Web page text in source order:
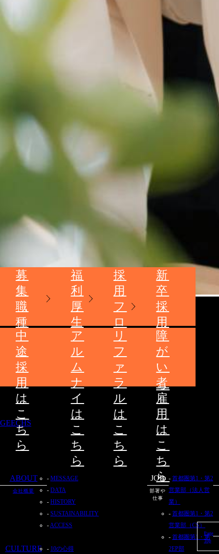
募
集
職
種
福
利
厚
生
採
用
フ
ロ
ー
新
卒
採
用
は
こ
ち
ら
中
途
採
用
は
こ
ち
ら
ア
ル
ム
ナ
イ
は
こ
ち
ら
リ
フ
ァ
ラ
ル
は
こ
ち
ら
障
が
い
者
雇
用
は
こ
ち
ら
GEECHS
ABOUT
会社概要
MESSAGE
DATA
HISTORY
SUSTAINABILITY
ACCESS
CULTURE
10の心得
JOB
部署や
仕事
首都圏第1・第2
営業部（法人営
業）
首都圏第1・第2
営業部（CS）
首都圏第1・第
2EP部
Page
Top